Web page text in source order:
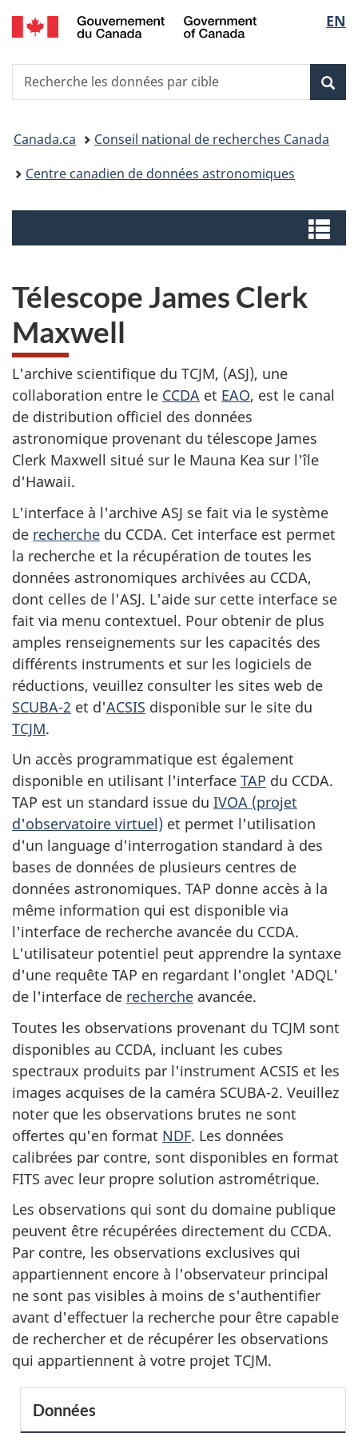
Passer
au
principal
Passer
à
version
de
la
EN
Recherche
Recherche
les
cible
Vous
êtes
Canada.ca
Conseil national de recherches Canada
Centre canadien de données astronomiques
Télescope James Clerk
Maxwell
L'archive scientifique du TCJM, (ASJ), une
collaboration entre le CCDA et EAO, est le canal
de distribution officiel des données
astronomique provenant du télescope James
Clerk Maxwell situé sur le Mauna Kea sur l'île
d'Hawaii.
L'interface à l'archive ASJ se fait via le système
de recherche du CCDA. Cet interface est permet
la recherche et la récupération de toutes les
données astronomiques archivées au CCDA,
dont celles de l'ASJ. L'aide sur cette interface se
fait via menu contextuel. Pour obtenir de plus
amples renseignements sur les capacités des
différents instruments et sur les logiciels de
réductions, veuillez consulter les sites web de
SCUBA-2 et d'ACSIS disponible sur le site du
TCJM.
Un accès programmatique est également
disponible en utilisant l'interface TAP du CCDA.
TAP est un standard issue du IVOA (projet
d'observatoire virtuel) et permet l'utilisation
d'un language d'interrogation standard à des
bases de données de plusieurs centres de
données astronomiques. TAP donne accès à la
même information qui est disponible via
l'interface de recherche avancée du CCDA.
L'utilisateur potentiel peut apprendre la syntaxe
d'une requête TAP en regardant l'onglet 'ADQL'
de l'interface de recherche avancée.
Toutes les observations provenant du TCJM sont
disponibles au CCDA, incluant les cubes
spectraux produits par l'instrument ACSIS et les
images acquises de la caméra SCUBA-2. Veuillez
noter que les observations brutes ne sont
offertes qu'en format NDF. Les données
calibrées par contre, sont disponibles en format
FITS avec leur propre solution astrométrique.
Les observations qui sont du domaine publique
peuvent être récupérées directement du CCDA.
Par contre, les observations exclusives qui
appartiennent encore à l'observateur principal
ne sont pas visibles à moins de s'authentifier
avant d'effectuer la recherche pour être capable
de rechercher et de récupérer les observations
qui appartiennent à votre projet TCJM.
Données